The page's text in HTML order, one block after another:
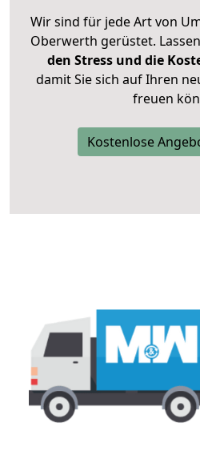
Wir sind für jede Art von
Oberwerth gerüstet.
den Stress und die
damit Sie sich auf Ihren
freuen
Kostenlose